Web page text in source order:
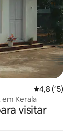
4,8 de uma
4,8 (15)
em Kerala
visitar